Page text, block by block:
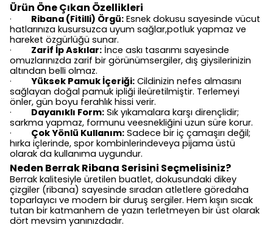
Ürün Öne Çıkan Özellikleri
· Ribana (Fitilli) Örgü: Esnek dokusu sayesinde vücut
hatlarınıza kusursuzca uyum sağlar,potluk yapmaz ve
hareket özgürlüğü sunar.
· Zarif İp Askılar: İnce askı tasarımı sayesinde
omuzlarınızda zarif bir görünümsergiler, dış giysilerinizin
altından belli olmaz.
· Yüksek Pamuk İçeriği: Cildinizin nefes almasını
sağlayan doğal pamuk ipliği ileüretilmiştir. Terlemeyi
önler, gün boyu ferahlık hissi verir.
· Dayanıklı Form: Sık yıkamalara karşı dirençlidir;
sarkma yapmaz, formunu veesnekliğini uzun süre korur.
· Çok Yönlü Kullanım: Sadece bir iç çamaşırı değil;
hırka içlerinde, spor kombinlerindeveya pijama üstü
olarak da kullanıma uygundur.
Neden Berrak Ribana Serisini Seçmelisiniz?
Berrak kalitesiyle üretilen buatlet, dokusundaki dikey
çizgiler (ribana) sayesinde sıradan atletlere göredaha
toparlayıcı ve modern bir duruş sergiler. Hem kışın sıcak
tutan bir katmanhem de yazın terletmeyen bir üst olarak
dört mevsim yanınızdadır.